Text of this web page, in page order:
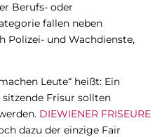
Berufs- oder
fallen neben
Polizei- und Wachdienste,
Leute“ heißt: Ein
Frisur sollten
DIEWIENER FRISEURE
dazu der einzige Fair